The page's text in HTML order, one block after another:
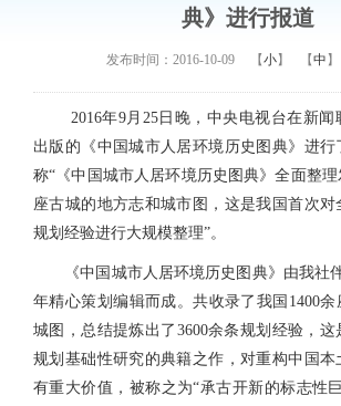
典》进行报道
发布时间：2016-10-09 【小】 【中】
2016年9月25日晚，中央电视台在新闻
出版的《中国城市人居环境历史图典》进行
称“《中国城市人居环境历史图典》全面整理
座古城的地方志和城市图，这是我国首次
规划经验进行大规模整理”。
《中国城市人居环境历史图典》由我社
年精心策划编辑而成。共收录了我国1400余
城图，总结提炼出了3600余条规划经验，
规划基础性研究的典籍之作，对重构中国本
有重大价值，被称之为“承古开新的标志性